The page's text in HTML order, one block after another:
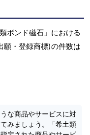
ボンド磁石」における
願・登録商標)の件数は
な商品やサービスに対
みましょう。「希土類